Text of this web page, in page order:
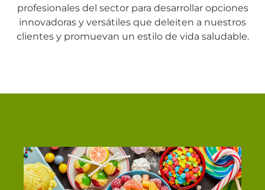
profesionales del sector para desarrollar opciones
innovadoras y versátiles que deleiten a nuestros
clientes y promuevan un estilo de vida saludable.